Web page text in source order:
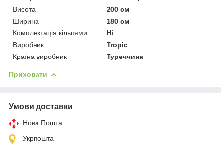
Висота
200 см
Ширина
180 см
Комплектація кільцями
Ні
Виробник
Tropic
Країна виробник
Туреччина
Приховати
Умови доставки
Нова Пошта
Укрпошта